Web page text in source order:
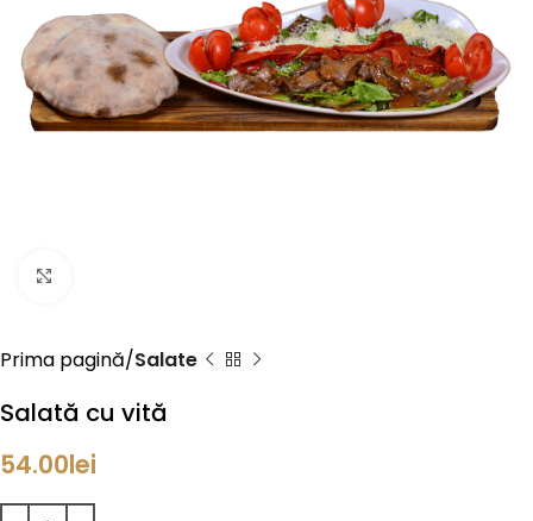
Prima pagină Salate
Salată cu vită
54.00lei